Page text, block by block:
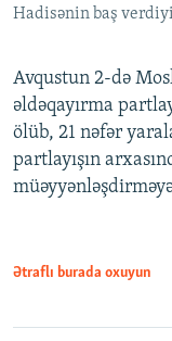
Hadisənin baş
Avqustun 2-də
əldəqayırma
ölüb, 21 nəfər
partlayışın
müəyyənləşdirməyə
Ətraflı burada oxuyun